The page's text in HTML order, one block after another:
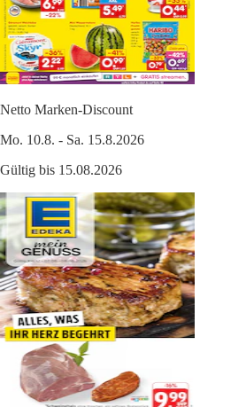
Netto Marken-Discount
Mo. 10.8. - Sa. 15.8.2026
Gültig bis 15.08.2026